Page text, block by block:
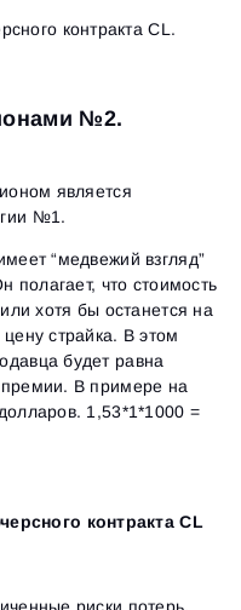
контракта CL.
№2.
является
№1.
“медвежий взгляд”
полагает, что стоимость
хотя бы останется на
страйка. В этом
будет равна
В примере на
1,53*1*1000 =
контракта CL